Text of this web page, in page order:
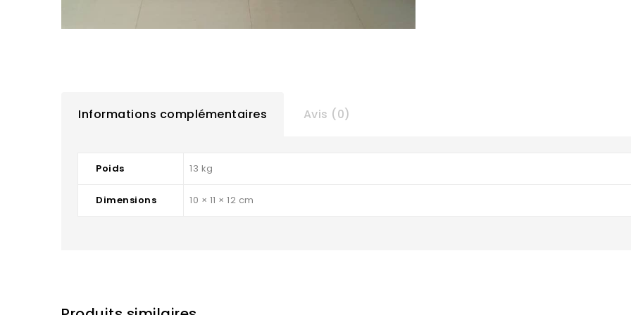
Informations complémentaires Avis (0)
Poids 13 kg
Dimensions 10 × 11 × 12 cm